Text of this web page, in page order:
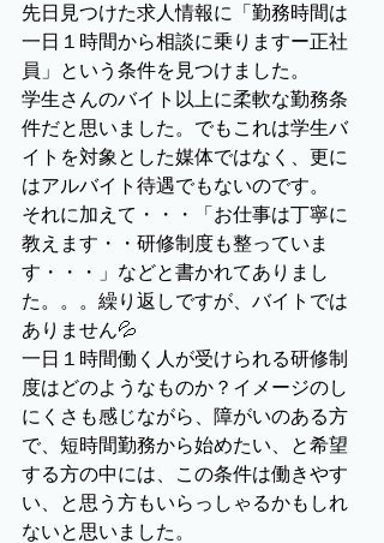
先日見つけた求人情報に「勤務時間は
一日１時間から相談に乗りますー正社
員」という条件を見つけました。
学生さんのバイト以上に柔軟な勤務条
件だと思いました。でもこれは学生バ
イトを対象とした媒体ではなく、更に
はアルバイト待遇でもないのです。
それに加えて・・・「お仕事は丁寧に
教えます・・研修制度も整っていま
す・・・」などと書かれてありまし
た。。。繰り返しですが、バイトでは
ありません💦
一日１時間働く人が受けられる研修制
度はどのようなものか？イメージのし
にくさも感じながら、障がいのある方
で、短時間勤務から始めたい、と希望
する方の中には、この条件は働きやす
い、と思う方もいらっしゃるかもしれ
ないと思いました。